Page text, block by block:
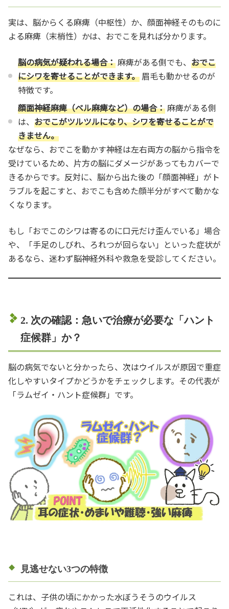
実は、脳からくる麻痺（中枢性）か、顔面神経そのものに
よる麻痺（末梢性）かは、おでこを見れば分かります。
脳の病気が疑われる場合： 麻痺がある側でも、おでこ
にシワを寄せることができます。 眉毛も動かせるのが
特徴です。
顔面神経麻痺（ベル麻痺など）の場合： 麻痺がある側
は、おでこがツルツルになり、シワを寄せることがで
きません。
なぜなら、おでこを動かす神経は左右両方の脳から指令を
受けているため、片方の脳にダメージがあってもカバーで
きるからです。反対に、脳から出た後の「顔面神経」がト
ラブルを起こすと、おでこも含めた顔半分がすべて動かな
くなります。
もし「おでこのシワは寄るのに口元だけ歪んでいる」場合
や、「手足のしびれ、ろれつが回らない」といった症状が
あるなら、迷わず脳神経外科や救急を受診してください。
2. 次の確認：急いで治療が必要な「ハント
症候群」か？
脳の病気でないと分かったら、次はウイルスが原因で重症
化しやすいタイプかどうかをチェックします。その代表が
「ラムゼイ・ハント症候群」です。
見逃せない3つの特徴
これは、子供の頃にかかった水ぼうそうのウイルス